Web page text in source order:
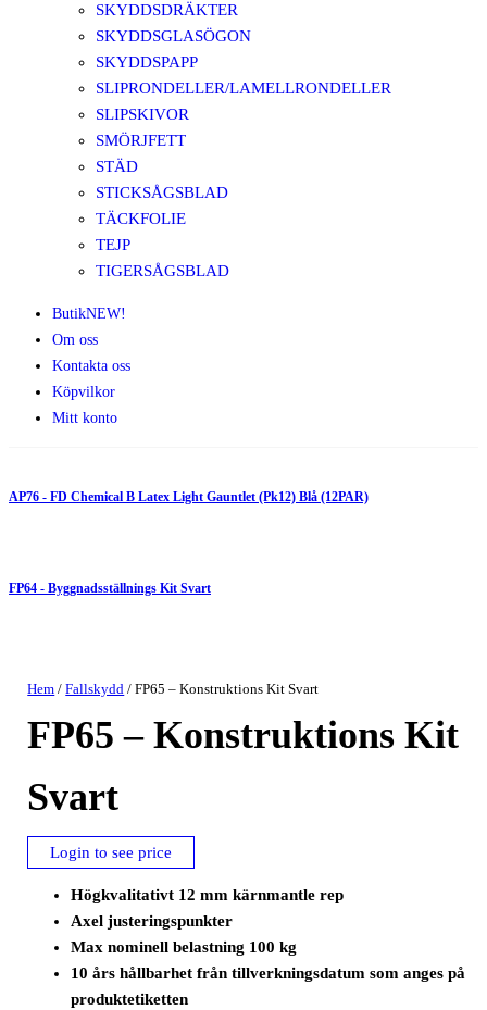
SKYDDSDRÄKTER
SKYDDSGLASÖGON
SKYDDSPAPP
SLIPRONDELLER/LAMELLRONDELLER
SLIPSKIVOR
SMÖRJFETT
STÄD
STICKSÅGSBLAD
TÄCKFOLIE
TEJP
TIGERSÅGSBLAD
ButikNEW!
Om oss
Kontakta oss
Köpvilkor
Mitt konto
AP76 - FD Chemical B Latex Light Gauntlet (Pk12) Blå (12PAR)
FP64 - Byggnadsställnings Kit Svart
Hem /Fallskydd / FP65 – Konstruktions Kit Svart
FP65 – Konstruktions Kit
Svart
Login to see price
Högkvalitativt 12 mm kärnmantle rep
Axel justeringspunkter
Max nominell belastning 100 kg
10 års hållbarhet från tillverkningsdatum som anges på
produktetiketten